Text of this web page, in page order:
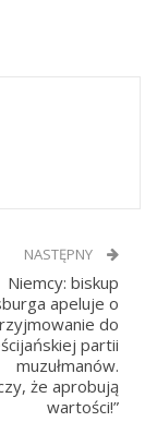
NASTĘPNY
Niemcy: biskup
apeluje o
do
partii
muzułmanów.
że aprobują
wartości!”